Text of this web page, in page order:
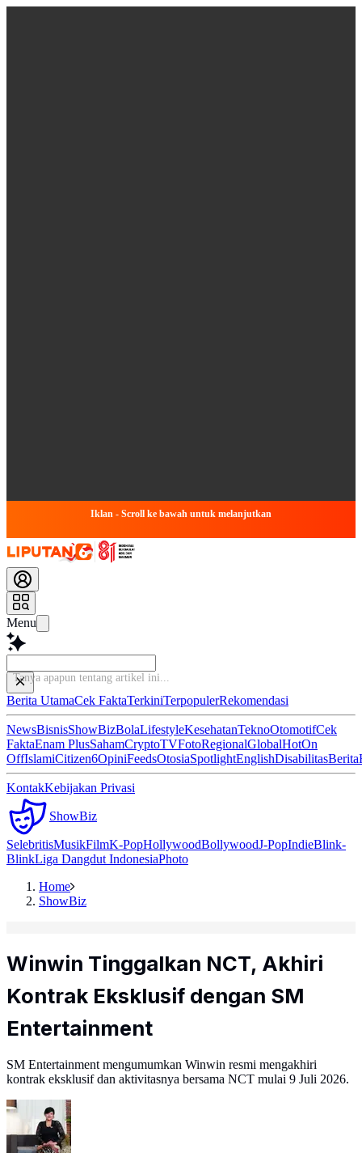
Iklan - Scroll ke bawah untuk melanjutkan
Menu
Tanya apapun tentang ar
Berita UtamaCek FaktaTerkiniTerpopulerRekomendasi
NewsBisnisShowBizBolaLifestyleKesehatanTeknoOtomotifCek
FaktaEnam PlusSahamCryptoTVFotoRegionalGlobalHotOn
OffIslamiCitizen6OpiniFeedsOtosiaSpotlightEnglishDisabilitasBerita
KontakKebijakan Privasi
ShowBiz
SelebritisMusikFilmK-PopHollywoodBollywoodJ-PopIndieBlink-
BlinkLiga Dangdut IndonesiaPhoto
Home
ShowBiz
Winwin Tinggalkan NCT, Akhiri
Kontrak Eksklusif dengan SM
Entertainment
SM Entertainment mengumumkan Winwin resmi mengakhiri
kontrak eksklusif dan aktivitasnya bersama NCT mulai 9 Juli 2026.